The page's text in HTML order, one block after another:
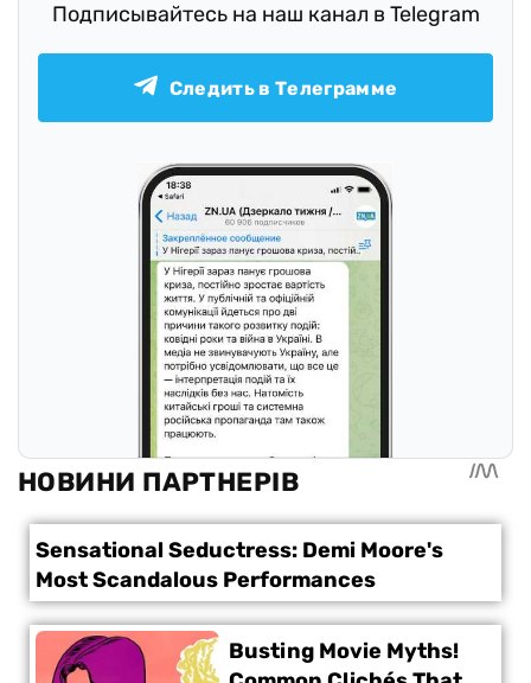
Подписывайтесь на наш канал в Telegram
Следить в Телеграмме